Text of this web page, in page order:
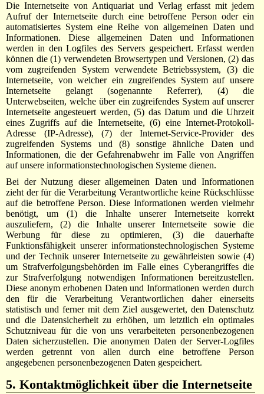
Die Internetseite von Antiquariat und Verlag erfasst mit jedem
Aufruf der Internetseite durch eine betroffene Person oder ein
automatisiertes System eine Reihe von allgemeinen Daten und
Informationen. Diese allgemeinen Daten und Informationen
werden in den Logfiles des Servers gespeichert. Erfasst werden
können die (1) verwendeten Browsertypen und Versionen, (2) das
vom zugreifenden System verwendete Betriebssystem, (3) die
Internetseite, von welcher ein zugreifendes System auf unsere
Internetseite gelangt (sogenannte Referrer), (4) die
Unterwebseiten, welche über ein zugreifendes System auf unserer
Internetseite angesteuert werden, (5) das Datum und die Uhrzeit
eines Zugriffs auf die Internetseite, (6) eine Internet-Protokoll-
Adresse (IP-Adresse), (7) der Internet-Service-Provider des
zugreifenden Systems und (8) sonstige ähnliche Daten und
Informationen, die der Gefahrenabwehr im Falle von Angriffen
auf unsere informationstechnologischen Systeme dienen.
Bei der Nutzung dieser allgemeinen Daten und Informationen
zieht der für die Verarbeitung Verantwortliche keine Rückschlüsse
auf die betroffene Person. Diese Informationen werden vielmehr
benötigt, um (1) die Inhalte unserer Internetseite korrekt
auszuliefern, (2) die Inhalte unserer Internetseite sowie die
Werbung für diese zu optimieren, (3) die dauerhafte
Funktionsfähigkeit unserer informationstechnologischen Systeme
und der Technik unserer Internetseite zu gewährleisten sowie (4)
um Strafverfolgungsbehörden im Falle eines Cyberangriffes die
zur Strafverfolgung notwendigen Informationen bereitzustellen.
Diese anonym erhobenen Daten und Informationen werden durch
den für die Verarbeitung Verantwortlichen daher einerseits
statistisch und ferner mit dem Ziel ausgewertet, den Datenschutz
und die Datensicherheit zu erhöhen, um letztlich ein optimales
Schutzniveau für die von uns verarbeiteten personenbezogenen
Daten sicherzustellen. Die anonymen Daten der Server-Logfiles
werden getrennt von allen durch eine betroffene Person
angegebenen personenbezogenen Daten gespeichert.
5. Kontaktmöglichkeit über die Internetseite